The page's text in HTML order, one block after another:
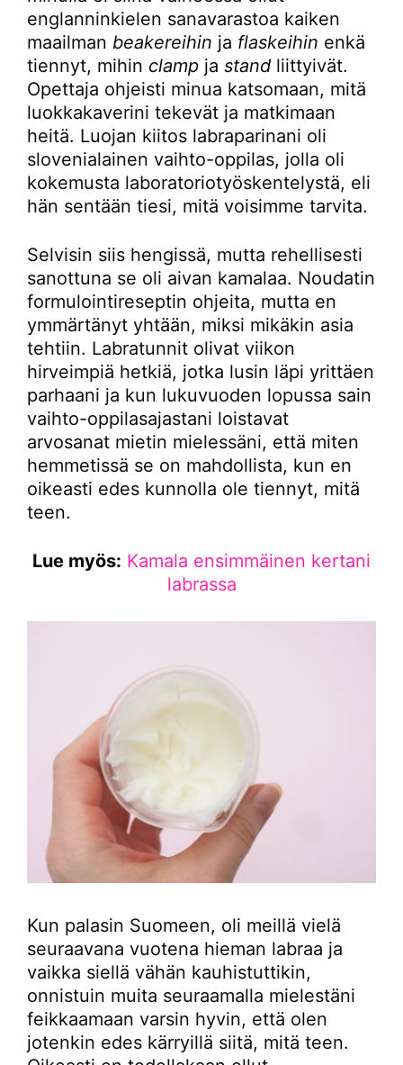
englanninkielen sanavarastoa kaiken
maailman beakereihin ja flaskeihin enkä
tiennyt, mihin clamp ja stand liittyivät.
Opettaja ohjeisti minua katsomaan, mitä
luokkakaverini tekevät ja matkimaan
heitä. Luojan kiitos labraparinani oli
slovenialainen vaihto-oppilas, jolla oli
kokemusta laboratoriotyöskentelystä, eli
hän sentään tiesi, mitä voisimme tarvita.
Selvisin siis hengissä, mutta rehellisesti
sanottuna se oli aivan kamalaa. Noudatin
formulointireseptin ohjeita, mutta en
ymmärtänyt yhtään, miksi mikäkin asia
tehtiin. Labratunnit olivat viikon
hirveimpiä hetkiä, jotka lusin läpi yrittäen
parhaani ja kun lukuvuoden lopussa sain
vaihto-oppilasajastani loistavat
arvosanat mietin mielessäni, että miten
hemmetissä se on mahdollista, kun en
oikeasti edes kunnolla ole tiennyt, mitä
teen.
Lue myös: Kamala ensimmäinen kertani
labrassa
Kun palasin Suomeen, oli meillä vielä
seuraavana vuotena hieman labraa ja
vaikka siellä vähän kauhistuttikin,
onnistuin muita seuraamalla mielestäni
feikkaamaan varsin hyvin, että olen
jotenkin edes kärryillä siitä, mitä teen.